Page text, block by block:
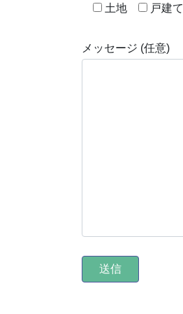
土地 戸建て
メッセージ (任意)